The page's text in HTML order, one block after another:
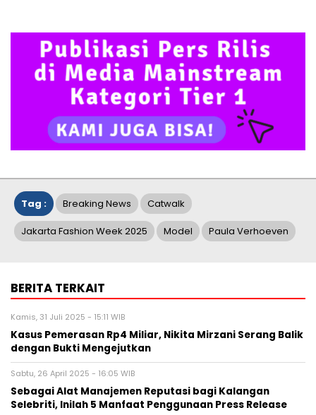
Tag : Breaking News Catwalk
Jakarta Fashion Week 2025 Model Paula Verhoeven
BERITA TERKAIT
Kamis, 31 Juli 2025 - 15:11 WIB
Kasus Pemerasan Rp4 Miliar, Nikita Mirzani Serang Balik
dengan Bukti Mengejutkan
Sabtu, 26 April 2025 - 16:05 WIB
Sebagai Alat Manajemen Reputasi bagi Kalangan
Selebriti, Inilah 5 Manfaat Penggunaan Press Release